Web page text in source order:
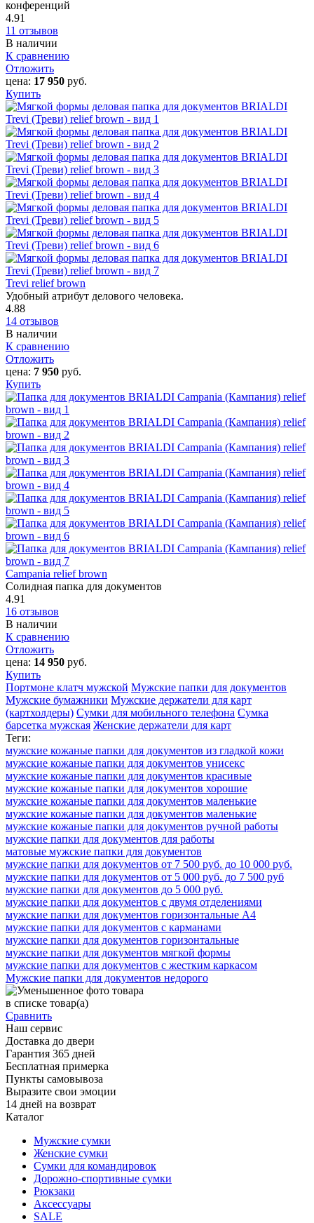
конференций
4.91
11 отзывов
В наличии
К сравнению
Отложить
цена: 17 950 руб.
Купить
Trevi relief brown
Удобный атрибут делового человека.
4.88
14 отзывов
В наличии
К сравнению
Отложить
цена: 7 950 руб.
Купить
Campania relief brown
Солидная папка для документов
4.91
16 отзывов
В наличии
К сравнению
Отложить
цена: 14 950 руб.
Купить
Портмоне клатч мужской Мужские папки для документов
Мужские бумажники Мужские держатели для карт
(картхолдеры) Сумки для мобильного телефона Сумка
барсетка мужская Женские держатели для карт
Теги:
мужские кожаные папки для документов из гладкой кожи
мужские кожаные папки для документов унисекс
мужские кожаные папки для документов красивые
мужские кожаные папки для документов хорошие
мужские кожаные папки для документов маленькие
мужские кожаные папки для документов маленькие
мужские кожаные папки для документов ручной работы
мужские папки для документов для работы
матовые мужские папки для документов
мужские папки для документов от 7 500 руб. до 10 000 руб.
мужские папки для документов от 5 000 руб. до 7 500 руб
мужские папки для документов до 5 000 руб.
мужские папки для документов с двумя отделениями
мужские папки для документов горизонтальные А4
мужские папки для документов с карманами
мужские папки для документов горизонтальные
мужские папки для документов мягкой формы
мужские папки для документов с жестким каркасом
Мужские папки для документов недорого
в списке товар(а)
Сравнить
Наш сервис
Доставка до двери
Гарантия 365 дней
Бесплатная примерка
Пункты самовывоза
Выразите свои эмоции
14 дней на возврат
Каталог
Мужские сумки
Женские сумки
Сумки для командировок
Дорожно-спортивные сумки
Рюкзаки
Аксессуары
SALE